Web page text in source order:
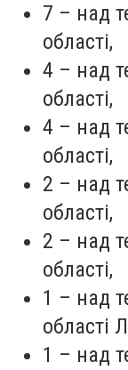
7 – над
області,
4 – над
області,
4 – над
області,
2 – над
області,
2 – над
області,
1 – над
області
1 – над